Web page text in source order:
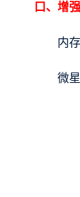
口、增
内
微